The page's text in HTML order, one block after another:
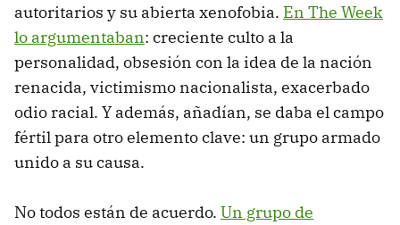
autoritarios y su abierta xenofobia. En The Week
lo argumentaban: creciente culto a la
personalidad, obsesión con la idea de la nación
renacida, victimismo nacionalista, exacerbado
odio racial. Y además, añadían, se daba el campo
fértil para otro elemento clave: un grupo armado
unido a su causa.
No todos están de acuerdo. Un grupo de